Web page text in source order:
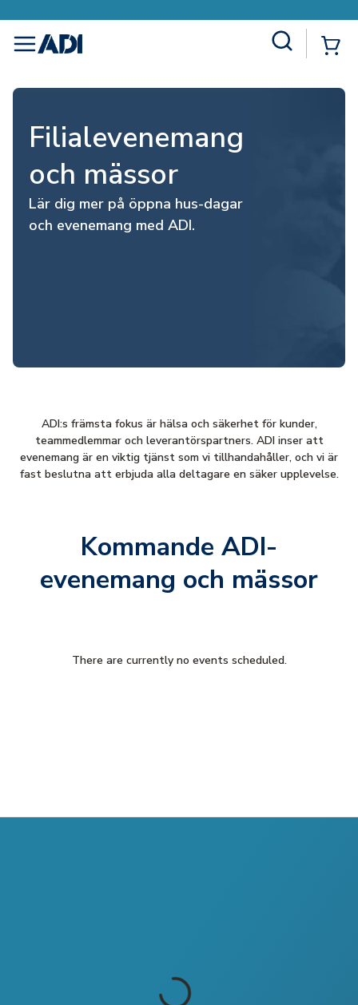
menu
Filialevenemang
och mässor
Lär dig mer på öppna hus-dagar
och evenemang med ADI.
ADI:s främsta fokus är hälsa och säkerhet för kunder,
teammedlemmar och leverantörspartners. ADI inser att
evenemang är en viktig tjänst som vi tillhandahåller, och vi är
fast beslutna att erbjuda alla deltagare en säker upplevelse.
Kommande ADI-
evenemang och mässor
There are currently no events scheduled.